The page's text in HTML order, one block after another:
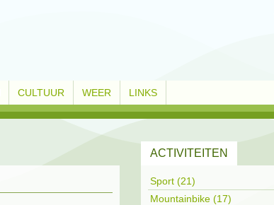
CULTUUR WEER LINKS
ACTIVITEITEN
Sport (21)
Mountainbike (17)